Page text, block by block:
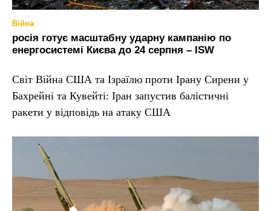
Війна
росія готує масштабну ударну кампанію по
енергосистемі Києва до 24 серпня – ISW
Світ Війна США та Ізраїлю проти Ірану Сирени у
Бахрейні та Кувейті: Іран запустив балістичні
ракети у відповідь на атаку США